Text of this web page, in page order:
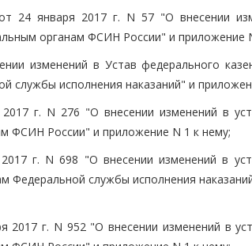
24 января 2017 г. N 57 "О внесении
органам ФСИН России" и приложение
изменений в Устав федерального
службы исполнения наказаний" и
г. N 276 "О внесении изменений в
ФСИН России" и приложение N 1 к нему;
г. N 698 "О внесении изменений в
Федеральной службы исполнения
г. N 952 "О внесении изменений в